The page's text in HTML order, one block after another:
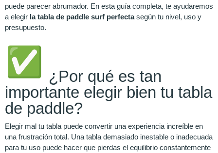
puede parecer abrumador. En esta guía completa, te ayudaremos
a elegir la tabla de paddle surf perfectasegún tu nivel, uso y
presupuesto.
¿Por qué es tan
importante elegir bien tu tabla
de paddle?
Elegir mal tu tabla puede convertir una experiencia increíble en
una frustración total. Una tabla demasiado inestable o inadecuada
para tu uso puede hacer que pierdas el equilibrio constantemente